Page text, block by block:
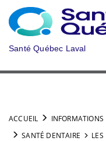
Aller au menu principal
Santé Québec Laval
ACCUEIL INFORMATIONS
SANTÉ DENTAIRE